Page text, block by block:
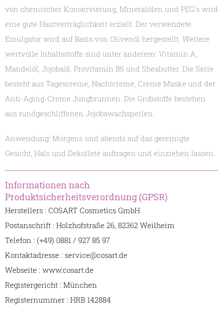
von chemischer Konservierung, Mineralölen und PEG´s wird
eine gute Hautverträglichkeit erzielt. Der verwendete
Emulgator wird auf Basis von Olivenöl hergestellt. Weitere
wertvolle Inhaltsstoffe sind unter anderem: Vitamin A,
Mandelöl, Jojobaöl, Provitamin B5 und Sheabutter. Die Serie
besteht aus Tagescreme, Nachtcreme, Creme Maske und der
Anti-Aging-Creme Jungbrunnen. Die Grobstoffe bestehen
aus rundgeschliffenen Jojobawachsperlen.
Anwendung: Morgens und abends auf das gereinigte
Gesicht, Hals und Dekolleté auftragen und einziehen lassen.
Informationen nach
Produktsicherheitsverordnung (GPSR)
Herstellers : COSART Cosmetics GmbH
Postanschrift : Holzhofstraße 26, 82362 Weilheim
Telefon : (+49) 0881 / 927 85 97
Kontaktadresse : service@cosart.de
Webseite : www.cosart.de
Registergericht : München
Registernummer : HRB 142884